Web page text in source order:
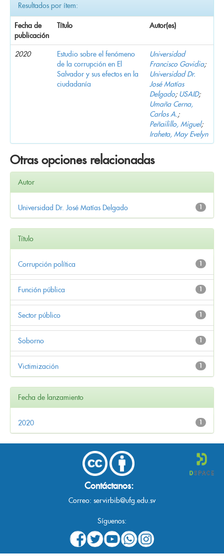
Resultados por ítem:
Fecha de
publicación
Título Autor(es)
2020
Estudio sobre el fenómeno
de la corrupción en El
Salvador y sus efectos en la
ciudadanía
Universidad
Francisco Gavidia;
Universidad Dr.
José Matías
Delgado; USAID;
Umaña Cerna,
Carlos A.;
Peñailillo, Miguel;
Iraheta, May Evelyn
Otras opciones relacionadas
Autor
1
Universidad Dr. José Matías Delgado
Título
1
Corrupción política
1
Función pública
1
Sector público
1
Soborno
1
Victimización
Fecha de lanzamiento
1
2020
Contáctanos:
Correo: servirbib@ufg.edu.sv
Síguenos: